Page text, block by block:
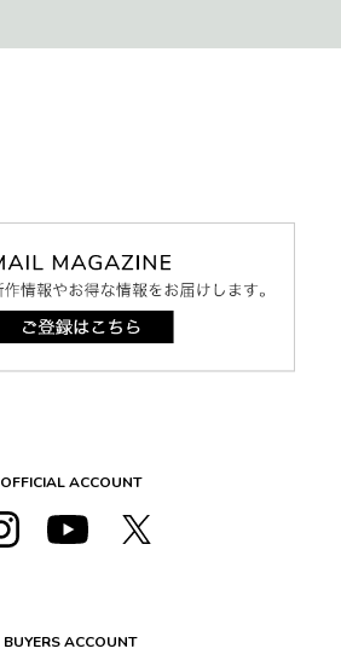
OFFICIAL ACCOUNT
BUYERS ACCOUNT